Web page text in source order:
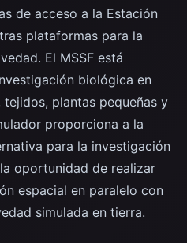
de acceso a la Estación
plataformas para la
El MSSF está
biológica en
plantas pequeñas y
proporciona a la
para la investigación
oportunidad de realizar
espacial en paralelo con
simulada en tierra.